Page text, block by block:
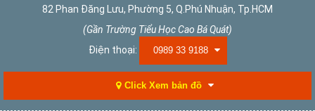
82 Phan Đăng Lưu, Phường 5, Q.Phú Nhuận, Tp.HCM
(Gần Trường Tiểu Học Cao Bá Quát)
Điện thoại:
0989 33 9188
Click Xem bản đồ